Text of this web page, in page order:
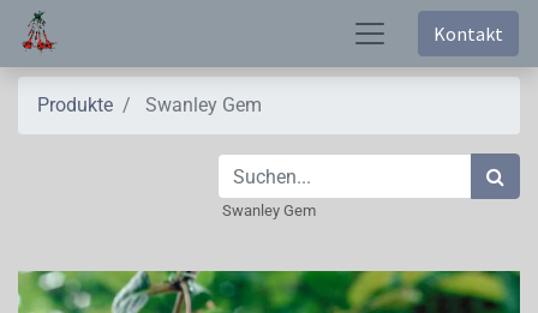
Kontakt
Produkte Swanley Gem
Swanley Gem